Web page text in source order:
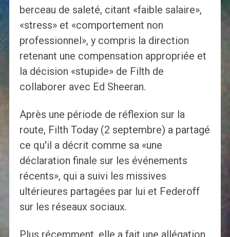
berceau de saleté, citant «faible salaire»,
«stress» et «comportement non
professionnel», y compris la direction
retenant une compensation appropriée et
la décision «stupide» de Filth de
collaborer avec Ed Sheeran.
Après une période de réflexion sur la
route, Filth Today (2 septembre) a partagé
ce qu'il a décrit comme sa «une
déclaration finale sur les événements
récents», qui a suivi les missives
ultérieures partagées par lui et Federoff
sur les réseaux sociaux.
Plus récemment, elle a fait une allégation